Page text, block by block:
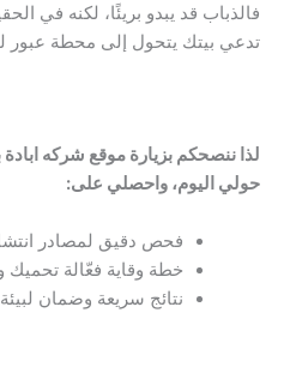
فالذباب قد يبدو بريئًا، لكنه في
تدعي بيتك يتحول إلى محطة عبور
لذا ننصحكم بزيارة موقع شركه
حولي اليوم، واحصلي على:
فحص دقيق لمصادر
خطة وقاية فعّالة تحميك
نتائج سريعة وضمان